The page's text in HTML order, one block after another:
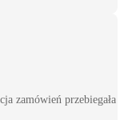
zamówień przebiegała